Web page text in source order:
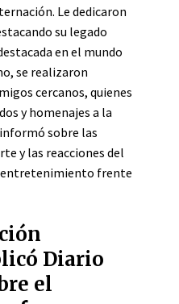
Le dedicaron
su legado
en el mundo
se realizaron
cercanos, quienes
y homenajes a la
sobre las
y las reacciones del
entretenimiento frente
Diario
el